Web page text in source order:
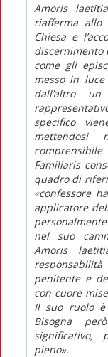
Amoris
riafferma allo
Chiesa e
discernimento
come gli
messo in
dall’altro
specifico
Familiaris
quadro di
«confessore
applicatore
nel suo
Amoris
penitente e
con cuore
Il suo ruolo è
Bisogna
pieno».